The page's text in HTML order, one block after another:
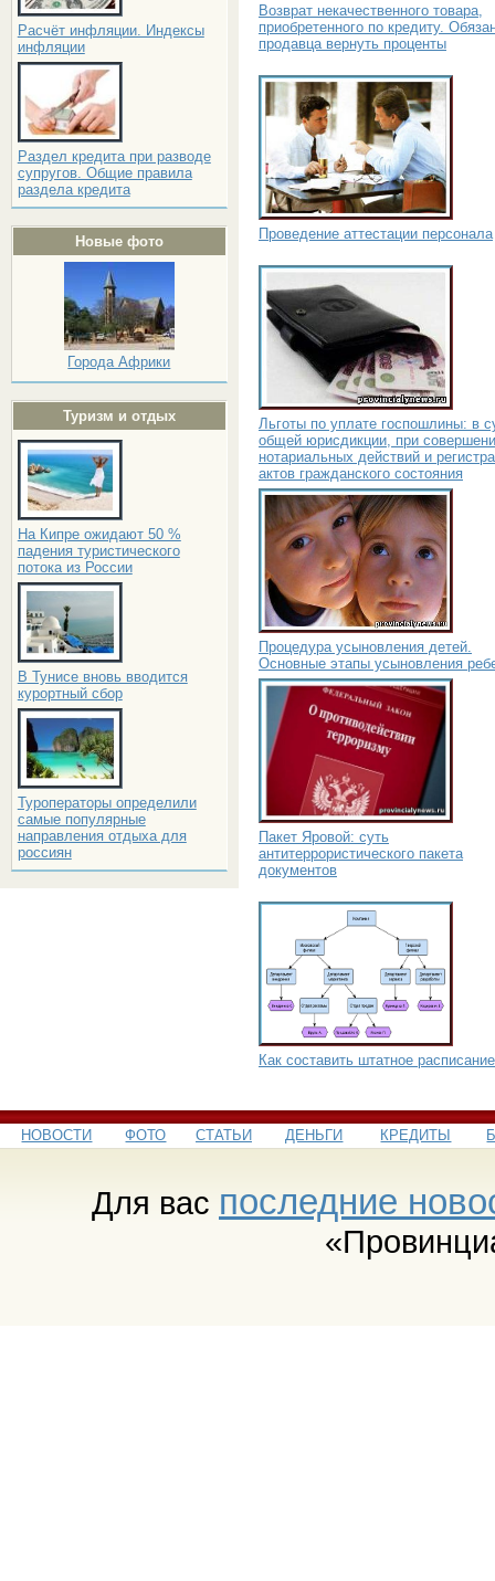
Расчёт инфляции. Индексы
инфляции
Раздел кредита при разводе
супругов. Общие правила
раздела кредита
Новые фото
Города Африки
Туризм и отдых
На Кипре ожидают 50 %
падения туристического
потока из России
В Тунисе вновь вводится
курортный сбор
Туроператоры определили
самые популярные
направления отдыха для
россиян
Возврат некачественного товара,
приобретенного по кредиту.
продавца вернуть проценты
Проведение аттестации персонала
Льготы по уплате госпошлины: в
общей юрисдикции, при
нотариальных действий и
актов гражданского состояния
Процедура усыновления детей.
Основные этапы усыновления
Пакет Яровой: суть
антитеррористического пакета
документов
Как составить штатное расписание
НОВОСТИ ФОТО СТАТЬИ ДЕНЬГИ КРЕДИТЫ
Для вас последние